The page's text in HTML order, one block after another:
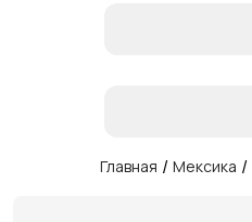
Главная / Мексика /